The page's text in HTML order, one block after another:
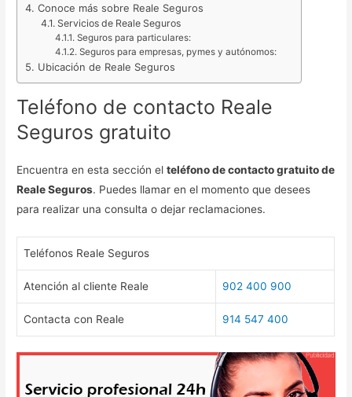
Conoce más sobre Reale Seguros
Servicios de Reale Seguros
Seguros para particulares:
Seguros para empresas, pymes y autónomos:
Ubicación de Reale Seguros
Teléfono de contacto Reale
Seguros gratuito
Encuentra en esta sección elteléfono de contacto gratuito de
Reale Seguros. Puedes llamar en el momento que desees
para realizar una consulta o dejar reclamaciones.
Teléfonos Reale Seguros
Atención al cliente Reale 902 400 900
Contacta con Reale 914 547 400